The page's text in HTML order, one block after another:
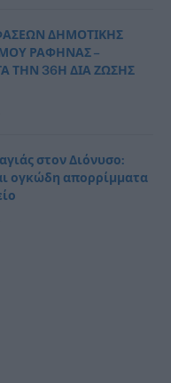
ΔΗΜΟΤΙΚΗΣ
ΡΑΦΗΝΑΣ –
ΤΗΝ 36Η ΔΙΑ ΖΩΣΗΣ
στον Διόνυσο:
ογκώδη απορρίμματα